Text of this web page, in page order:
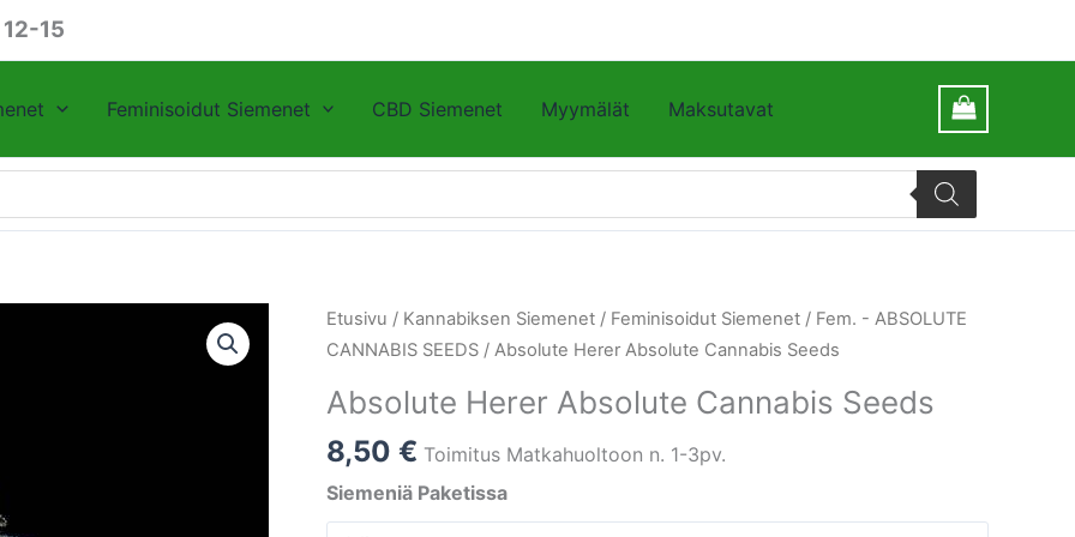
15
Feminisoidut Siemenet CBD Siemenet Myymälät Maksutavat
Etusivu / Kannabiksen Siemenet / Feminisoidut Siemenet / Fem. - ABSOLUTE
CANNABIS SEEDS / Absolute Herer Absolute Cannabis Seeds
Absolute Herer Absolute Cannabis Seeds
8,50 € Toimitus Matkahuoltoon n. 1-3pv.
Siemeniä Paketissa
Absolute
Herer
Cannabis
Seeds
määrä